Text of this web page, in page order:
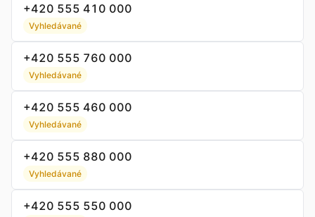
+420 555 410 000
Vyhledávané
+420 555 760 000
Vyhledávané
+420 555 460 000
Vyhledávané
+420 555 880 000
Vyhledávané
+420 555 550 000